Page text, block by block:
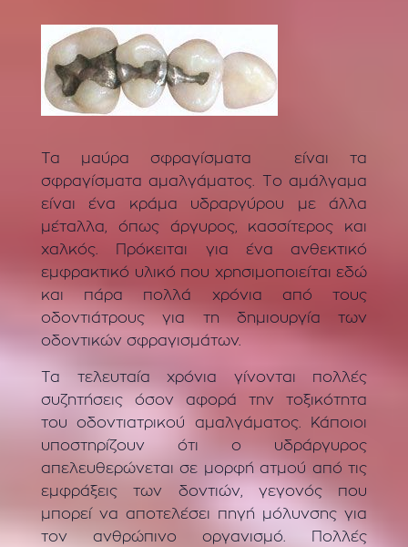
Τα μαύρα σφραγίσματα είναι τα
σφραγίσματα αμαλγάματος. Το αμάλγαμα
είναι ένα κράμα υδραργύρου με άλλα
μέταλλα, όπως άργυρος, κασσίτερος και
χαλκός. Πρόκειται για ένα ανθεκτικό
εμφρακτικό υλικό που χρησιμοποιείται εδώ
και πάρα πολλά χρόνια από τους
οδοντιάτρους για τη δημιουργία των
οδοντικών σφραγισμάτων.
Τα τελευταία χρόνια γίνονται πολλές
συζητήσεις όσον αφορά την τοξικότητα
του οδοντιατρικού αμαλγάματος. Κάποιοι
υποστηρίζουν ότι ο υδράργυρος
απελευθερώνεται σε μορφή ατμού από τις
εμφράξεις των δοντιών, γεγονός που
μπορεί να αποτελέσει πηγή μόλυνσης για
τον ανθρώπινο οργανισμό. Πολλές